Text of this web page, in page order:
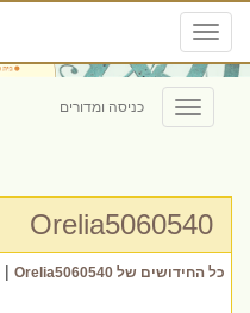
Toggle
navigation
Toggle
navigation
כניסה ומדורים
Orelia5060540
כל החידושים של Orelia5060540 |